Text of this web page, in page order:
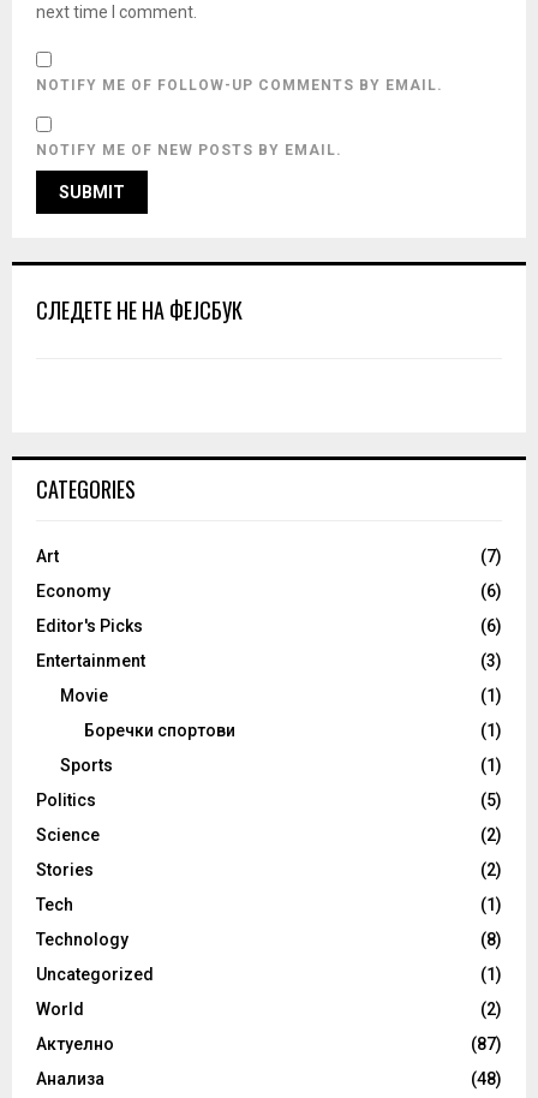
next time I comment.
NOTIFY ME OF FOLLOW-UP COMMENTS BY EMAIL.
NOTIFY ME OF NEW POSTS BY EMAIL.
СЛЕДЕТЕ НЕ НА ФЕЈСБУК
CATEGORIES
Art
(7)
Economy
(6)
Editor's Picks
(6)
Entertainment
(3)
Movie
(1)
Боречки спортови
(1)
Sports
(1)
Politics
(5)
Science
(2)
Stories
(2)
Tech
(1)
Technology
(8)
Uncategorized
(1)
World
(2)
Актуелно
(87)
Анализа
(48)